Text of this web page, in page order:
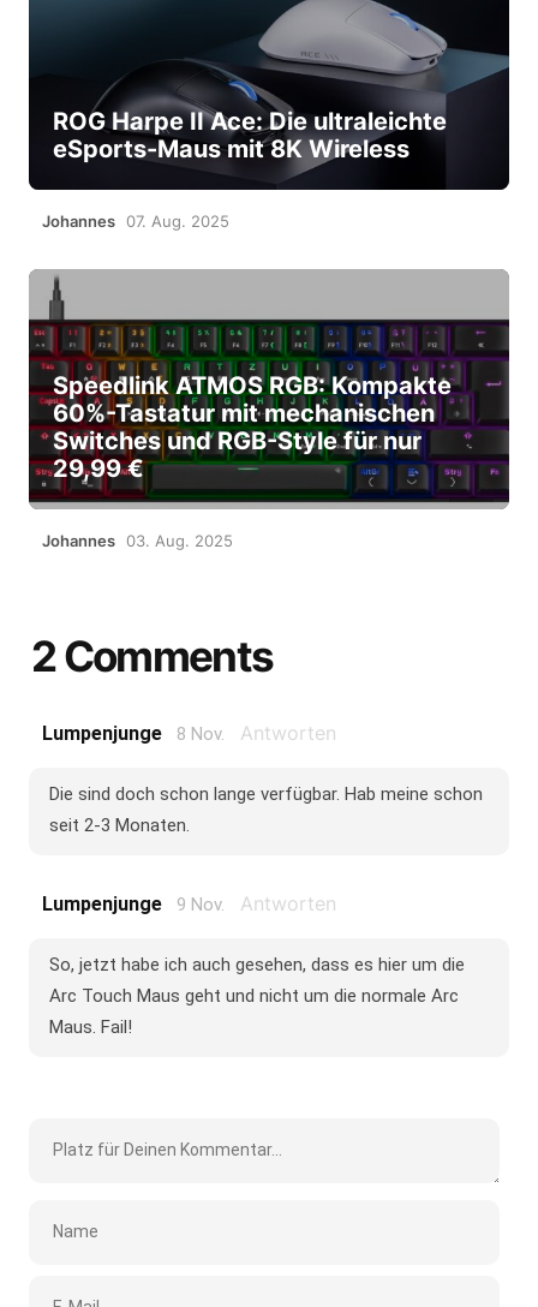
ROG Harpe II Ace: Die ultraleichte
eSports-Maus mit 8K Wireless
Johannes 07. Aug. 2025
Speedlink ATMOS RGB: Kompakte
60%-Tastatur mit mechanischen
Switches und RGB-Style für nur
29,99 €
Johannes 03. Aug. 2025
2 Comments
Lumpenjunge 8 Nov. Antworten
Die sind doch schon lange verfügbar. Hab meine schon
seit 2-3 Monaten.
Lumpenjunge 9 Nov. Antworten
So, jetzt habe ich auch gesehen, dass es hier um die
Arc Touch Maus geht und nicht um die normale Arc
Maus. Fail!